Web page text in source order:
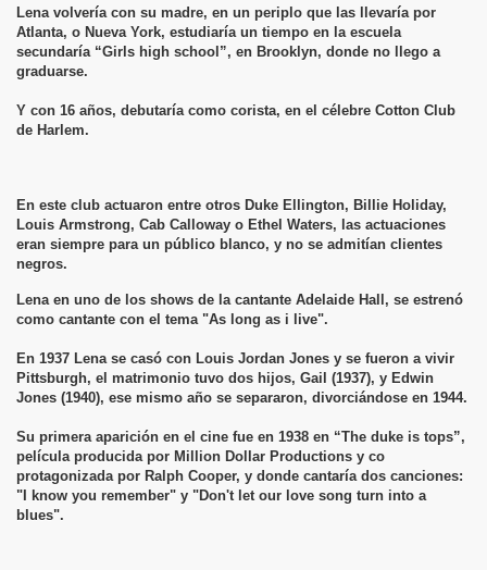
Lena volvería con su madre, en un periplo que las llevaría por
Atlanta, o Nueva York, estudiaría un tiempo en la escuela
secundaría “Girls high school”, en Brooklyn, donde no llego a
graduarse.
Y con 16 años, debutaría como corista, en el célebre Cotton Club
de Harlem.
En este club actuaron entre otros Duke Ellington, Billie Holiday,
Louis Armstrong, Cab Calloway o Ethel Waters, las actuaciones
eran siempre para un público blanco, y no se admitían clientes
negros.
Lena en uno de los shows de la cantante Adelaide Hall, se estrenó
como cantante con el tema "As long as i live".
En 1937 Lena se casó con Louis Jordan Jones y se fueron a vivir
Pittsburgh, el matrimonio tuvo dos hijos, Gail (1937), y Edwin
Jones (1940), ese mismo año se separaron, divorciándose en 1944.
Su primera aparición en el cine fue en 1938 en “The duke is tops”,
película producida por Million Dollar Productions y co
protagonizada por Ralph Cooper, y donde cantaría dos canciones:
"I know you remember" y "Don't let our love song turn into a
blues".